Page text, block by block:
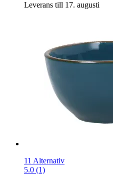
Leverans till 17. augusti
11 Alternativ
5.0 (1)